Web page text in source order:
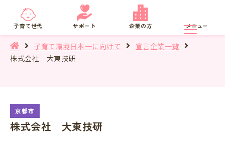
京都府
子育て世代 サポート 企業の方 メニュー
子育て環境日本一に向けて
宣言企業一覧
株式会社 大東技研
株式会社 大東技研